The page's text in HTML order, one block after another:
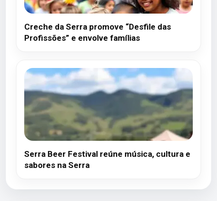
Creche da Serra promove “Desfile das
Profissões” e envolve famílias
Serra Beer Festival reúne música, cultura e
sabores na Serra